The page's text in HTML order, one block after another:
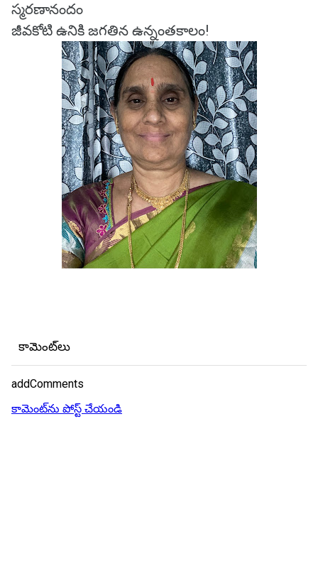
స్మరణానందం
జీవకోటి ఉనికి జగతిన ఉన్నంతకాలం!
కామెంట్‌లు
addComments
కామెంట్‌ను పోస్ట్ చేయండి